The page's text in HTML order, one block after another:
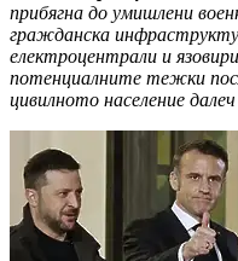
прибягна до умишлени
гражданска
електроцентрали и
потенциалните тежки
цивилното население